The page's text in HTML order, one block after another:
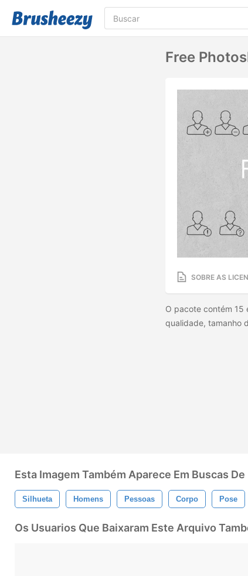
Free
SOBRE AS
O pacote contém 15
qualidade, tamanho
Esta Imagem Também Aparece Em Buscas De
Silhueta Homens Pessoas Corpo Pose
Os Usuarios Que Baixaram Este Arquivo